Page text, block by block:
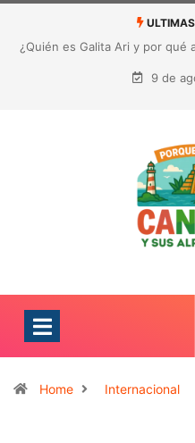
¿Quién es Galita Ari y por qué
La polémica que
9 de
Home Internacional